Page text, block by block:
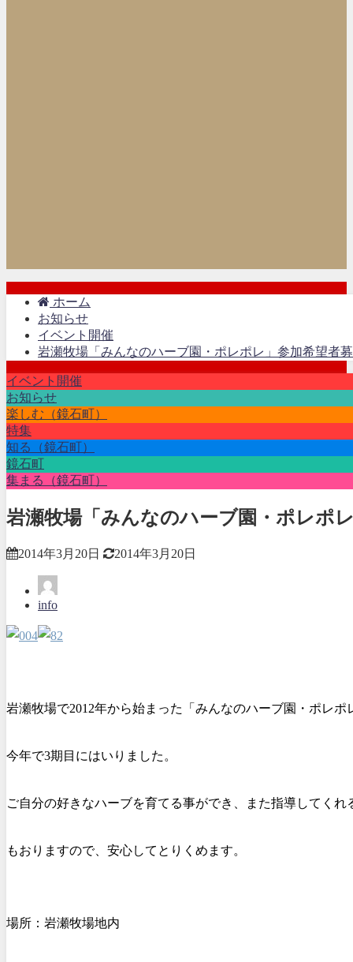
ホーム
お知らせ
イベント開催
岩瀬牧場「みんなのハーブ園・ポレポレ」参加希望者
イベント開催
お知らせ
楽しむ（鏡石町）
特集
知る（鏡石町）
鏡石町
集まる（鏡石町）
岩瀬牧場「みんなのハーブ園・ポレポ
2014年3月20日 2014年3月20日
info
岩瀬牧場で2012年から始まった「みんなのハーブ園・ポレポ
今年で3期目にはいりました。
ご自分の好きなハーブを育てる事ができ、また指導してくれ
もおりますので、安心してとりくめます。
場所：岩瀬牧場地内